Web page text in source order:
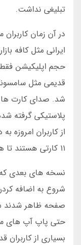
تبلیغی نداشت.
در آن زمان
ایرانی مثل کافه
شد. صدای کارت
پلاستیکی گرفته
از کاربران امروزه
۱۱ کارتی هستند تا همان صدای اصلی را دوباره بشنوند.
شروع به اضافه
صفحه ظاهر شدند
حتی پاپ آپ های
بسیاری از